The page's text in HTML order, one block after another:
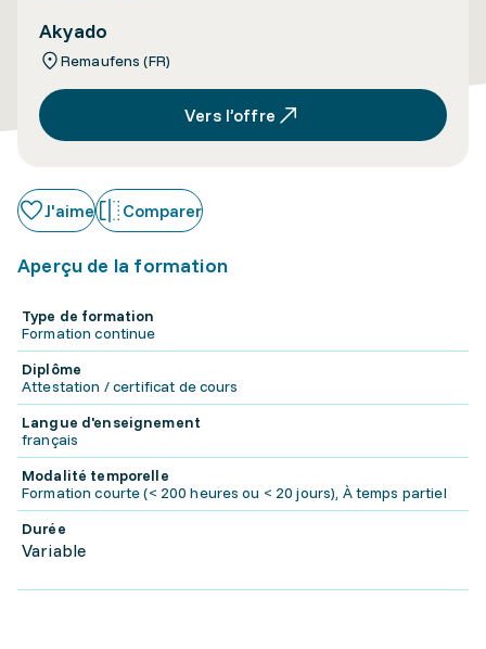
Akyado
Remaufens (FR)
Vers l’offre
J'aime Comparer
Aperçu de la formation
Type de formation
Formation continue
Diplôme
Attestation / certificat de cours
Langue d'enseignement
français
Modalité temporelle
Formation courte (< 200 heures ou < 20 jours), À temps partiel
Durée
Variable